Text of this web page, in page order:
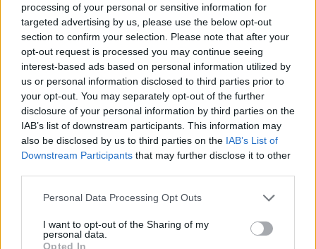
processing of your personal or sensitive information for
targeted advertising by us, please use the below opt-out
section to confirm your selection. Please note that after your
opt-out request is processed you may continue seeing
interest-based ads based on personal information utilized by
us or personal information disclosed to third parties prior to
your opt-out. You may separately opt-out of the further
disclosure of your personal information by third parties on the
IAB’s list of downstream participants. This information may
also be disclosed by us to third parties on the IAB’s List of
Downstream Participants that may further disclose it to other
Personal Data Processing Opt Outs
I want to opt-out of the Sharing of my
personal data.
Opted In
Η Toyota φέρνει νέα γενιά
μπαταριών για τα υβριδικά της
Σε κινεζική… πολιορκία η
ευρωπαϊκή
αυτοκινητοβιομηχανία
Νέο Audi A2 e-tron με στόχο την κορυφή της αποδοτικότητας
Ζαλγκίρις: Επίσημη η απόκτηση
στους Λόντον Λάιονς
Μοκόκα: «Θέλουμε να χτίσουμε
και τη διοίκηση»